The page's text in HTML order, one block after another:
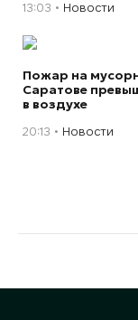
13:03 Новости
Пожар на
Саратове
в воздухе
20:13 Новости